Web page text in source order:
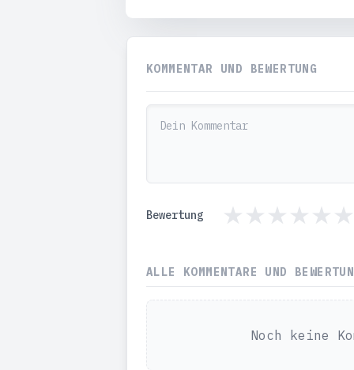
KOMMENTAR UND BEWERTUNG
Bewertung
ALLE KOMMENTARE UND
Noch keine